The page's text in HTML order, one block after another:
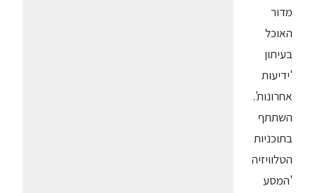
מדור
האוכל
בעיתון
'ידיעות
אחרונות'.
השתתף
בתוכניות
הטלוויזיה
'המסע